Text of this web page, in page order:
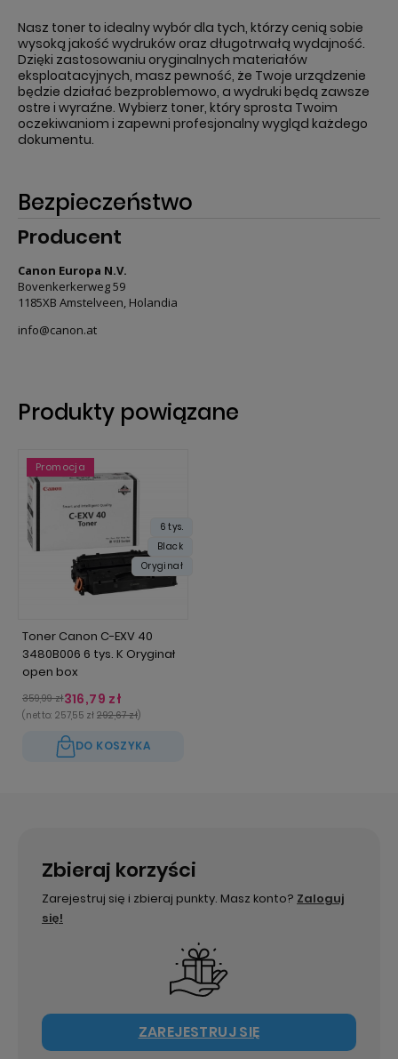
Nasz toner to idealny wybór dla tych, którzy cenią sobie
wysoką jakość wydruków oraz długotrwałą wydajność.
Dzięki zastosowaniu oryginalnych materiałów
eksploatacyjnych, masz pewność, że Twoje urządzenie
będzie działać bezproblemowo, a wydruki będą zawsze
ostre i wyraźne. Wybierz toner, który sprosta Twoim
oczekiwaniom i zapewni profesjonalny wygląd każdego
dokumentu.
Bezpieczeństwo
Producent
Canon Europa N.V.
Bovenkerkerweg 59
1185XB Amstelveen, Holandia
info@canon.at
Produkty powiązane
6 tys.
Black
Oryginał
Promocja
Toner Canon C-EXV 40
3480B006 6 tys. K Oryginał
open box
359,99 zł316,79 zł
(netto: 257,55 zł 292,67 zł)
DO KOSZYKA
Promocja
Zbieraj korzyści
Zarejestruj się i zbieraj punkty. Masz konto? Zaloguj
się!
ZAREJESTRUJ SIĘ